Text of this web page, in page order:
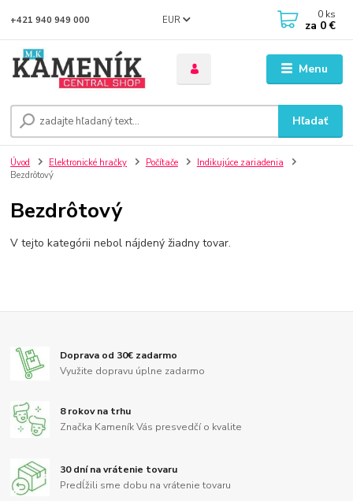
Menu
EUR
Hľadať
+421 940 949 000 0 ks
za 0 €
Úvod Elektronické hračky Počítače
Indikujúce zariadenia
Bezdrôtový
Bezdrôtový
V tejto kategórii nebol nájdený žiadny tovar.
Doprava od 30€ zadarmo
Využite dopravu úplne zadarmo
8 rokov na trhu
Značka Kameník Vás presvedčí o kvalite
30 dní na vrátenie tovaru
Predĺžili sme dobu na vrátenie tovaru